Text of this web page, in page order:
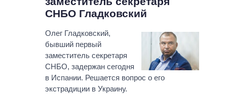
СНБО Гладковский
Олег Гладковский,
бывший первый
заместитель секретаря
СНБО, задержан сегодня
в Испании. Решается вопрос о его
экстрадиции в Украину.